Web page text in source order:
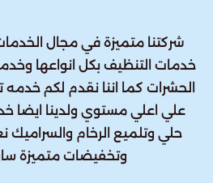
شركتنا متميزة في مجال
خدمات التنظيف بكل انواعها
الحشرات كما اننا نقدم لكم
علي اعلي مستوي ولدينا ايضا
حلي وتلميع الرخام
وتخفيضات متميزة